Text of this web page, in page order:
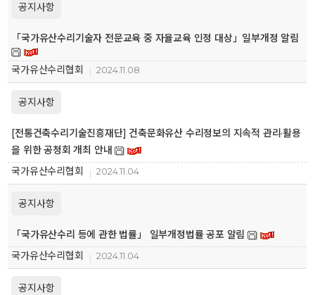
공지사항
「국가유산수리기술자 전문교육 중 자율교육 인정 대상」일부개정 알림
국가유산수리협회 2024.11.08
공지사항
[전통건축수리기술진흥재단] 건축문화유산 수리정보의 지속적 관리·활용
을 위한 공청회 개최 안내
국가유산수리협회
2024.11.04
공지사항
「국가유산수리 등에 관한 법률」 일부개정법률 공포 알림
국가유산수리협회
2024.11.04
공지사항